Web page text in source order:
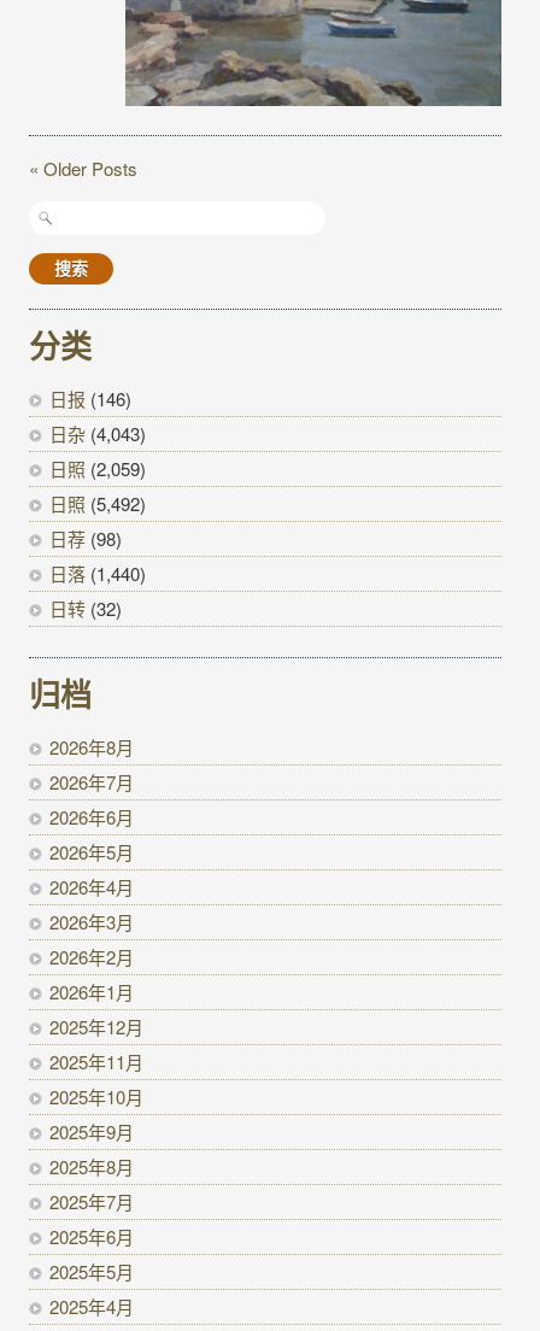
« Older Posts
搜
分类
日报 (146)
日杂 (4,043)
日照 (2,059)
日照 (5,492)
日荐 (98)
日落 (1,440)
日转 (32)
归档
2026年8月
2026年7月
2026年6月
2026年5月
2026年4月
2026年3月
2026年2月
2026年1月
2025年12月
2025年11月
2025年10月
2025年9月
2025年8月
2025年7月
2025年6月
2025年5月
2025年4月